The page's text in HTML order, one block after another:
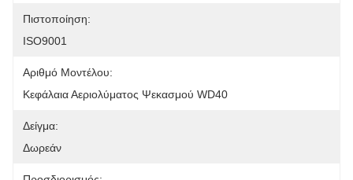
Πιστοποίηση:
ISO9001
Αριθμό Μοντέλου:
Κεφάλαια Αεριολύματος Ψεκασμού WD40
Δείγμα:
Δωρεάν